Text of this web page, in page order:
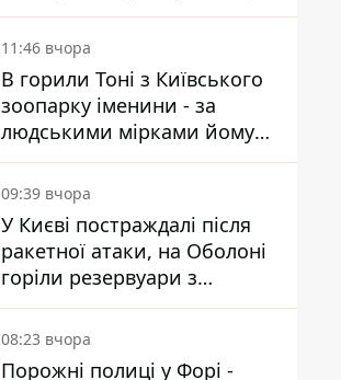
11:46 вчора
В горили Тоні з Київського
зоопарку іменини - за
людськими мірками йому
вже понад 90 років
09:39 вчора
У Києві постраждалі після
ракетної атаки, на Оболоні
горіли резервуари з
паливом
08:23 вчора
Порожні полиці у Форі -